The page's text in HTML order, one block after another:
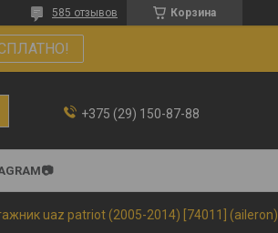
Корзина
585 отзывов
+375 (29) 150-87-88
uaz patriot (2005-2014) [74011] (aileron)